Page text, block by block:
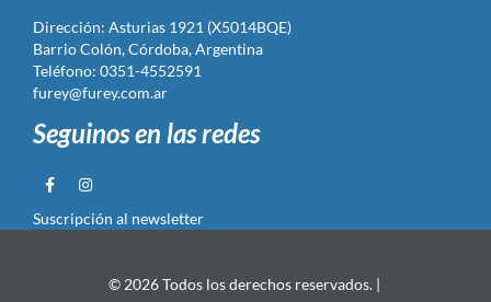
Dirección: Asturias 1921 (X5014BQE)
Barrio Colón, Córdoba, Argentina
Teléfono: 0351-4552591
furey@furey.com.ar
Seguinos en las redes
Suscripción al newsletter
© 2026 Todos los derechos reservados. |